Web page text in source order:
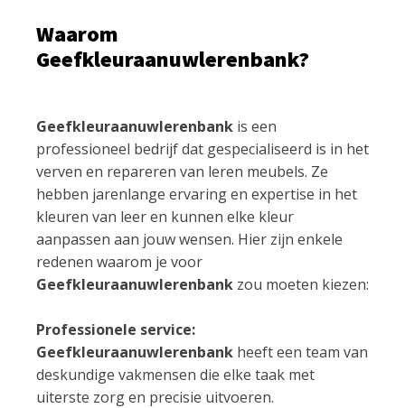
Waarom
Geefkleuraanuwlerenbank?
Geefkleuraanuwlerenbank is een
professioneel bedrijf dat gespecialiseerd is in het
verven en repareren van leren meubels. Ze
hebben jarenlange ervaring en expertise in het
kleuren van leer en kunnen elke kleur
aanpassen aan jouw wensen. Hier zijn enkele
redenen waarom je voor
Geefkleuraanuwlerenbank zou moeten kiezen:
Professionele service:
Geefkleuraanuwlerenbank heeft een team van
deskundige vakmensen die elke taak met
uiterste zorg en precisie uitvoeren.